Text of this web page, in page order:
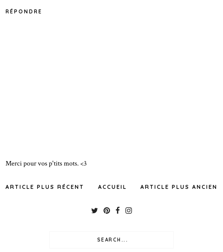
RÉPONDRE
Merci pour vos p'tits mots. <3
ARTICLE PLUS RÉCENT ARTICLE PLUS ANCIEN
ACCUEIL